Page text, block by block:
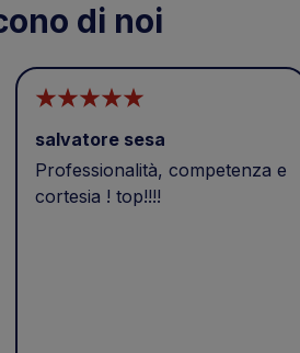
di noi
salvatore sesa
Professionalità, competenza e
cortesia ! top!!!!